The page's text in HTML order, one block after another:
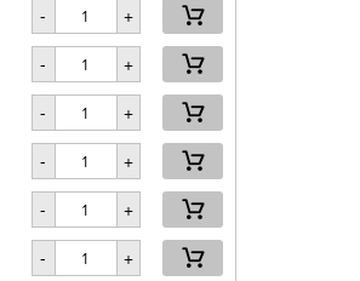
- +
- +
- +
- +
- +
- +